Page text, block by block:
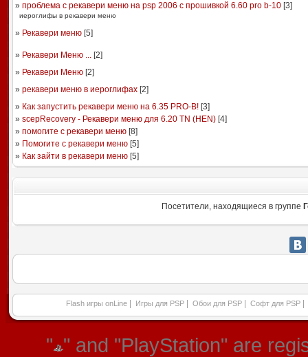
» проблема с рекавери меню на psp 2006 с прошивкой 6.60 pro b-10[3]
иероглифы в рекавери меню
» Рекавери меню[5]
» Рекавери Меню ...[2]
» Рекавери Меню[2]
» рекавери меню в иероглифах[2]
» Как запустить рекавери меню на 6.35 PRO-B![3]
» scepRecovery - Рекавери меню для 6.20 TN (HEN)[4]
» помогите с рекавери меню[8]
» Помогите с рекавери меню[5]
» Как зайти в рекавери меню[5]
Посетители, находящиеся в группе
Flash игры onLine Игры для PSP Обои для PSP Софт для PSP
" " and "PlayStation" are